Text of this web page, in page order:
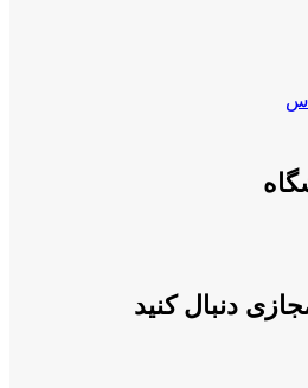
دنبال کنید